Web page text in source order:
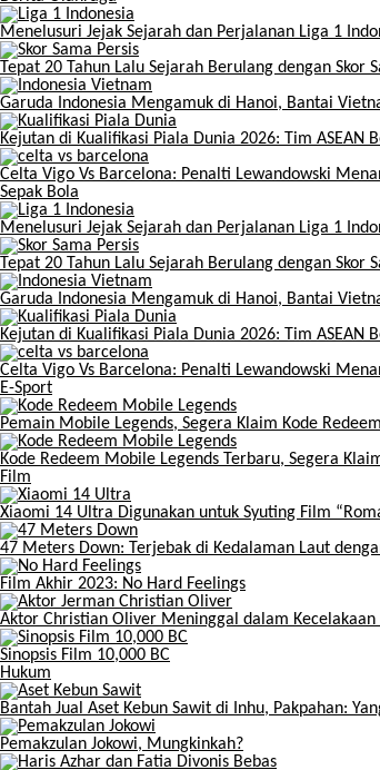
Menelusuri Jejak Sejarah dan Perjalanan Liga 1
Tepat 20 Tahun Lalu Sejarah Berulang dengan Skor
Garuda Indonesia Mengamuk di Hanoi, Bantai
Kejutan di Kualifikasi Piala Dunia 2026: Tim ASEAN
Celta Vigo Vs Barcelona: Penalti Lewandowski
Sepak Bola
Menelusuri Jejak Sejarah dan Perjalanan Liga 1
Tepat 20 Tahun Lalu Sejarah Berulang dengan Skor
Garuda Indonesia Mengamuk di Hanoi, Bantai
Kejutan di Kualifikasi Piala Dunia 2026: Tim ASEAN
Celta Vigo Vs Barcelona: Penalti Lewandowski
E-Sport
Pemain Mobile Legends, Segera Klaim Kode
Kode Redeem Mobile Legends Terbaru, Segera
Film
Xiaomi 14 Ultra Digunakan untuk Syuting Film
47 Meters Down: Terjebak di Kedalaman Laut
Film Akhir 2023: No Hard Feelings
Aktor Christian Oliver Meninggal dalam Kecelakaan
Sinopsis Film 10,000 BC
Hukum
Bantah Jual Aset Kebun Sawit di Inhu, Pakpahan:
Pemakzulan Jokowi, Mungkinkah?